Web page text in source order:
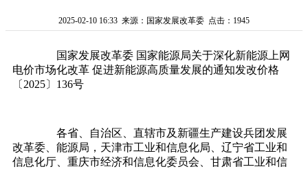
2025-02-10 16:33 来源：国家发展改革委 点击：1945
国家发展改革委 国家能源局关于深化新能源上网
电价市场化改革 促进新能源高质量发展的通知发改价格
〔2025〕136号
各省、自治区、直辖市及新疆生产建设兵团发展
改革委、能源局，天津市工业和信息化局、辽宁省工业和
信息化厅、重庆市经济和信息化委员会、甘肃省工业和信